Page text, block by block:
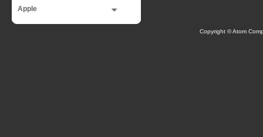
Apple
Copyright © Atom